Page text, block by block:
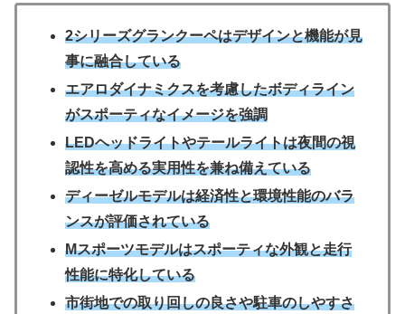
2シリーズグランクーペはデザインと機能が見
事に融合している
エアロダイナミクスを考慮したボディライン
がスポーティなイメージを強調
LEDヘッドライトやテールライトは夜間の視
認性を高める実用性を兼ね備えている
ディーゼルモデルは経済性と環境性能のバラ
ンスが評価されている
Mスポーツモデルはスポーティな外観と走行
性能に特化している
市街地での取り回しの良さや駐車のしやすさ